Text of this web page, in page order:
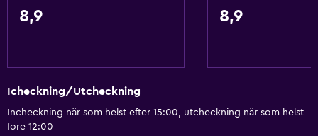
Hela enheten ligger på bottenvåningen
Handikappvänligt
Hiss
Nås via hiss
8,9 8,9
Icheckning/Utcheckning
Incheckning när som helst efter 15:00, utcheckning när som helst
före 12:00